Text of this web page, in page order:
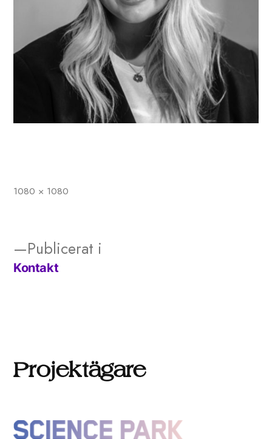
Full
1080 × 1080
Inläggsnavigering
Publicerat i
Kontakt
Projektägare